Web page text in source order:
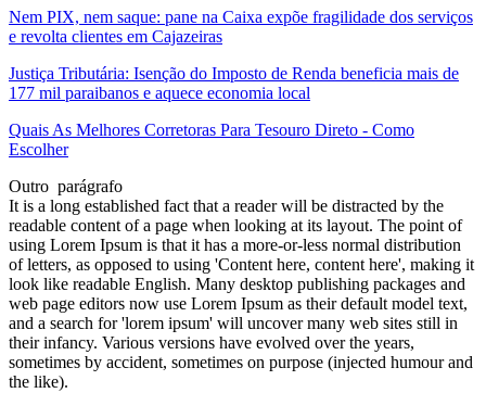
Nem PIX, nem saque: pane na Caixa expõe fragilidade dos serviços
e revolta clientes em Cajazeiras
Justiça Tributária: Isenção do Imposto de Renda beneficia mais de
177 mil paraibanos e aquece economia local
Quais As Melhores Corretoras Para Tesouro Direto - Como
Escolher
Outro parágrafo
It is a long established fact that a reader will be distracted by the
readable content of a page when looking at its layout. The point of
using Lorem Ipsum is that it has a more-or-less normal distribution
of letters, as opposed to using 'Content here, content here', making it
look like readable English. Many desktop publishing packages and
web page editors now use Lorem Ipsum as their default model text,
and a search for 'lorem ipsum' will uncover many web sites still in
their infancy. Various versions have evolved over the years,
sometimes by accident, sometimes on purpose (injected humour and
the like).